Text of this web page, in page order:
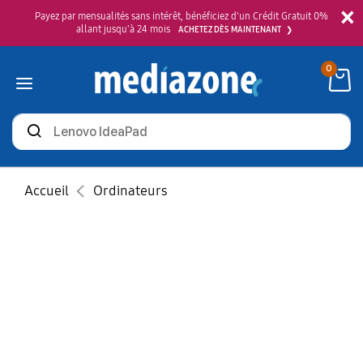
×
Payez par mensualités sans intérêt, bénéficiez d'un Crédit Gratuit 0%
allant jusqu'à 24 mois
ACHETEZ DÈS MAINTENANT
Rechercher
des
produits
0
Accueil Ordinateurs